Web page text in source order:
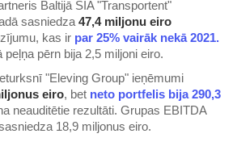
Baltijā SIA "Transportent"
sasniedza 47,4 miljonu eiro
kas ir ​par 25% vairāk nekā 2021.
peļņa pērn bija 2,5 miljoni eiro.
"Eleving Group" ieņēmumi
eiro, bet ​neto portfelis bija 290,3
neauditētie rezultāti. Grupas EBITDA
18,9 miljonus eiro.